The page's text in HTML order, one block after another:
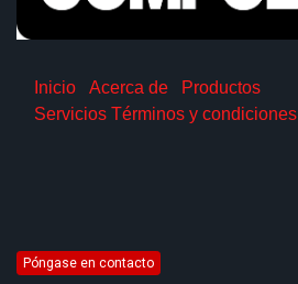
Inicio Acerca de
Productos
Servicios Términos y condiciones
Póngase en contacto